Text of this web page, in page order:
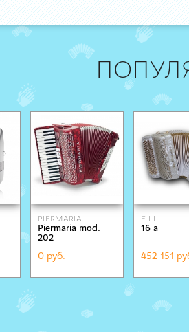
PIERMARIA
Piermaria mod.
202
0 руб.
F. LLI
16 a
452 151